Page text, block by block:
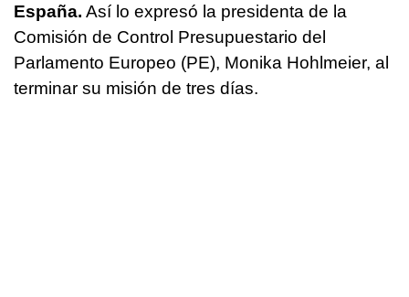
España. Así lo expresó la presidenta de la
Comisión de Control Presupuestario del
Parlamento Europeo (PE), Monika Hohlmeier, al
terminar su misión de tres días.